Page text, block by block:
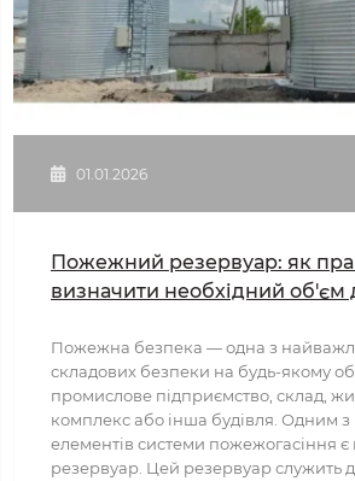
01.01.2026
Пожежний резервуар: як
визначити необхідний об'єм
Пожежна безпека — одна з
складових безпеки на будь-якому
промислове підприємство, склад,
комплекс або інша будівля. Одним
елементів системи пожежогасіння
резервуар. Цей резервуар служить